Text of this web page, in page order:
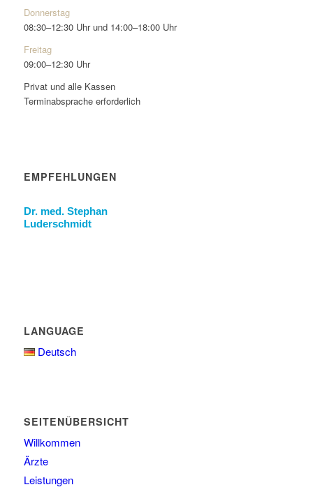
Donnerstag
08:30–12:30 Uhr und 14:00–18:00 Uhr
Freitag
09:00–12:30 Uhr
Privat und alle Kassen
Terminabsprache erforderlich
EMPFEHLUNGEN
Dr. med. Stephan
Luderschmidt
LANGUAGE
Deutsch
SEITENÜBERSICHT
Willkommen
Ärzte
Leistungen